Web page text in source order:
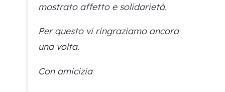
mostrato affetto e solidarietà.
Per questo vi ringraziamo ancora
una volta.
Con amicizia